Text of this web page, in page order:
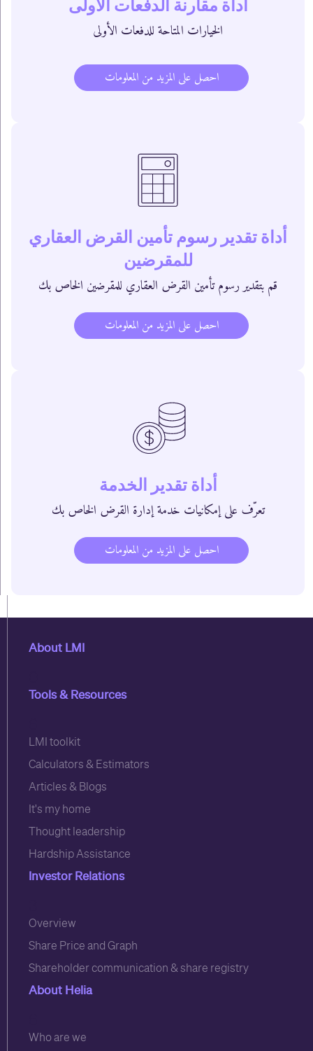
أداة مقارنة الدفعات الأولى
الخيارات المتاحة للدفعات الأولى
احصل على المزيد من المعلومات
أداة تقدير رسوم تأمين القرض العقاري
للمقرضين
قم بتقدير رسوم تأمين القرض العقاري للمقرضين الخاص بك
احصل على المزيد من المعلومات
أداة تقدير الخدمة
تعرّف على إمكانيات خدمة إدارة القرض الخاص بك
احصل على المزيد من المعلومات
About LMI
Tools & Resources
LMI toolkit
Calculators & Estimators
Articles & Blogs
It's my home
Thought leadership
Hardship Assistance
Investor Relations
Overview
Share Price and Graph
Shareholder communication & share registry
About Helia
Who are we